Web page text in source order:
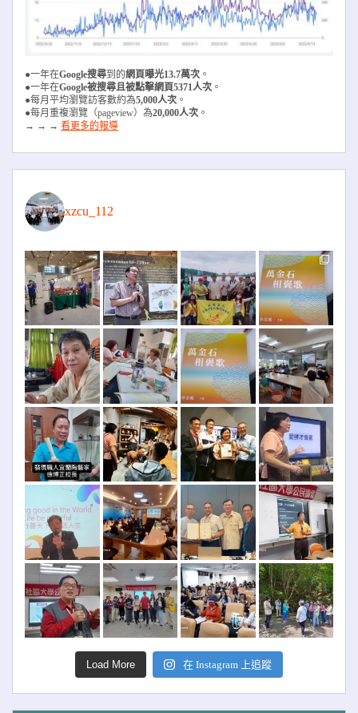
●一年在Google搜尋到的網頁曝光13.7萬次 。
●一年在Google被搜尋且被點擊網頁5371人次 。
●每月平均瀏覽訪客數約為5,000人次 。
●每月重複瀏覽（pageview）為20,000人次 。
→ → → 看更多的報導
xzcu_112
Load More 在 Instagram 上追蹤